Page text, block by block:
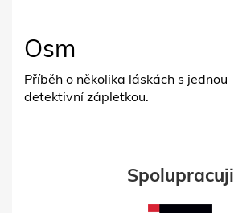
Osm
Příběh o několika láskách s jednou
detektivní zápletkou.
Spolupracuji